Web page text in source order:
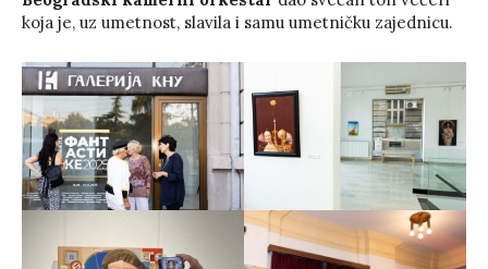
koja je, uz umetnost, slavila i samu umetničku zajednicu.